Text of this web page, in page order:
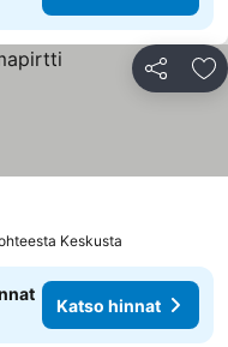
Jaa
Keskusta
Katso hinnat